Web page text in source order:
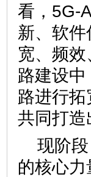
看，5G-
新、软
宽、频
路建设
路进行
共同打造
现阶
的核心